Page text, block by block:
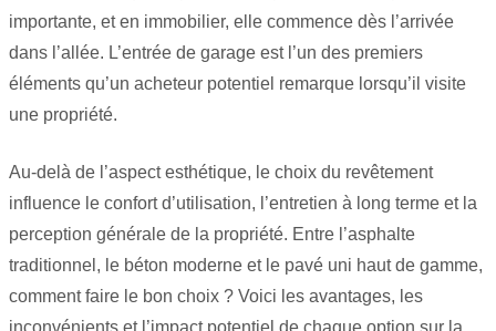
importante, et en immobilier, elle commence dès l’arrivée
dans l’allée. L’entrée de garage est l’un des premiers
éléments qu’un acheteur potentiel remarque lorsqu’il visite
une propriété.
Au-delà de l’aspect esthétique, le choix du revêtement
influence le confort d’utilisation, l’entretien à long terme et la
perception générale de la propriété. Entre l’asphalte
traditionnel, le béton moderne et le pavé uni haut de gamme,
comment faire le bon choix ? Voici les avantages, les
inconvénients et l’impact potentiel de chaque option sur la